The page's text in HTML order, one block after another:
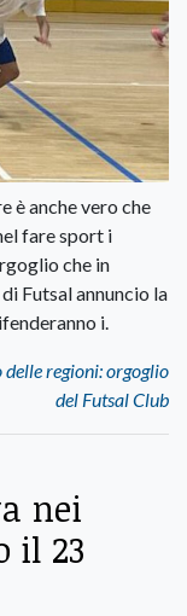
è anche vero che
fare sport i
che in
Futsal annuncio la
i.
regioni: orgoglio
del Futsal Club
nei
il 23